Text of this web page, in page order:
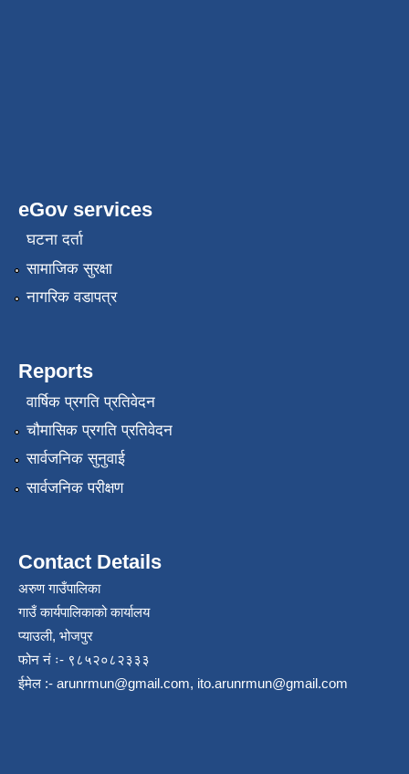
eGov services
घटना दर्ता
सामाजिक सुरक्षा
नागरिक वडापत्र
Reports
वार्षिक प्रगति प्रतिवेदन
चौमासिक प्रगति प्रतिवेदन
सार्वजनिक सुनुवाई
सार्वजनिक परीक्षण
Contact Details
अरुण गाउँपालिका
गाउँ कार्यपालिकाको कार्यालय
प्याउली, भोजपुर
फोन नं ः- ९८५२०८२३३३
ईमेल :- arunrmun@gmail.com, ito.arunrmun@gmail.com